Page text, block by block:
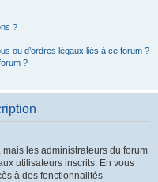
?
ou d’ordres légaux liés à ce forum ?
?
mais les administrateurs du forum
utilisateurs inscrits. En vous
à des fonctionnalités